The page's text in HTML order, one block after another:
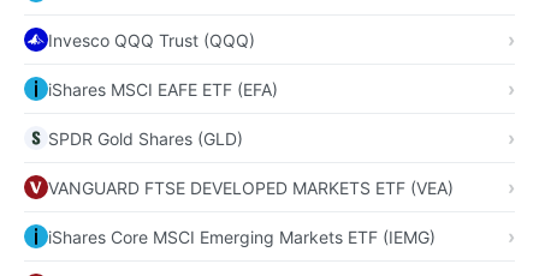
Invesco QQQ Trust (QQQ)
iShares MSCI EAFE ETF (EFA)
SPDR Gold Shares (GLD)
VANGUARD FTSE DEVELOPED MARKETS ETF (VEA)
iShares Core MSCI Emerging Markets ETF (IEMG)